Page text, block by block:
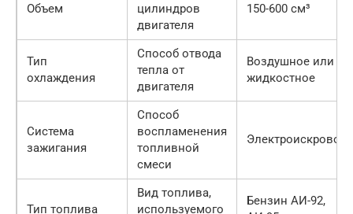
Объем
цилиндров
двигателя
150-600 см³
Тип
охлаждения
Способ отвода
тепла от
двигателя
Воздушное или
жидкостное
Система
зажигания
Способ
воспламенения
топливной
смеси
Электроискровое
Тип топлива
Вид топлива,
используемого
Бензин АИ-92,